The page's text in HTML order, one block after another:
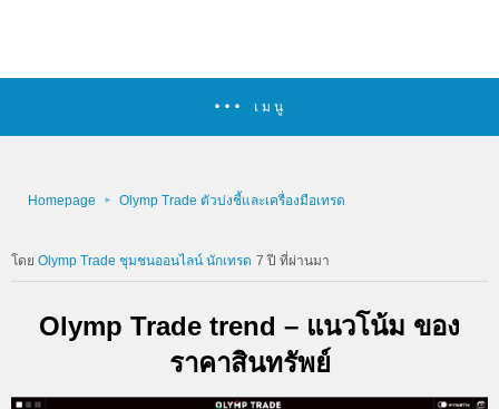
เมนู
Homepage Olymp Trade ตัวบ่งชี้และเครื่องมือเทรด
Olymp Trade ชุมชนออนไลน์ นักเทรด 7 ปี ที่ผ่านมา
Olymp Trade trend – แนวโน้ม ของ
ราคาสินทรัพย์